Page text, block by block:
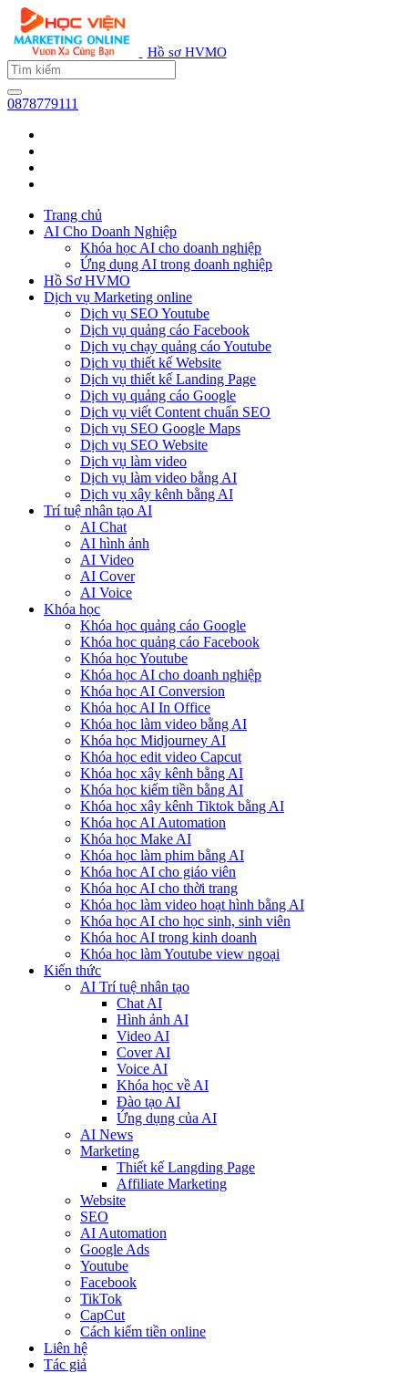
Hồ sơ HVMO
0878779111
Trang chủ
AI Cho Doanh Nghiệp
Khóa học AI cho doanh nghiệp
Ứng dụng AI trong doanh nghiệp
Hồ Sơ HVMO
Dịch vụ Marketing online
Dịch vụ SEO Youtube
Dịch vụ quảng cáo Facebook
Dịch vụ chạy quảng cáo Youtube
Dịch vụ thiết kế Website
Dịch vụ thiết kế Landing Page
Dịch vụ quảng cáo Google
Dịch vụ viết Content chuẩn SEO
Dịch vụ SEO Google Maps
Dịch vụ SEO Website
Dịch vụ làm video
Dịch vụ làm video bằng AI
Dịch vụ xây kênh bằng AI
Trí tuệ nhân tạo AI
AI Chat
AI hình ảnh
AI Video
AI Cover
AI Voice
Khóa học
Khóa học quảng cáo Google
Khóa học quảng cáo Facebook
Khóa học Youtube
Khóa học AI cho doanh nghiệp
Khóa học AI Conversion
Khóa học AI In Office
Khóa học làm video bằng AI
Khóa học Midjourney AI
Khóa học edit video Capcut
Khóa học xây kênh bằng AI
Khóa học kiếm tiền bằng AI
Khóa học xây kênh Tiktok bằng AI
Khóa học AI Automation
Khóa học Make AI
Khóa học làm phim bằng AI
Khóa học AI cho giáo viên
Khóa học AI cho thời trang
Khóa học làm video hoạt hình bằng AI
Khóa học AI cho học sinh, sinh viên
Khóa hoc AI trong kinh doanh
Khóa học làm Youtube view ngoại
Kiến thức
AI Trí tuệ nhân tạo
Chat AI
Hình ảnh AI
Video AI
Cover AI
Voice AI
Khóa học về AI
Đào tạo AI
Ứng dụng của AI
AI News
Marketing
Thiết kế Langding Page
Affiliate Marketing
Website
SEO
AI Automation
Google Ads
Youtube
Facebook
TikTok
CapCut
Cách kiếm tiền online
Liên hệ
Tác giả